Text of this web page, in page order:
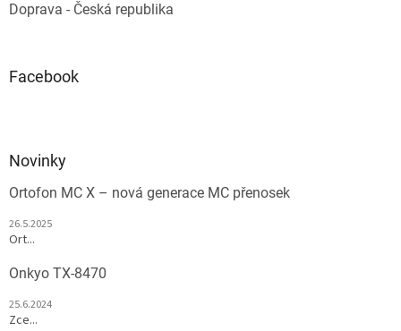
Doprava - Česká republika
Facebook
Novinky
Ortofon MC X – nová generace MC přenosek
26.5.2025
Ort...
Onkyo TX-8470
25.6.2024
Zce...